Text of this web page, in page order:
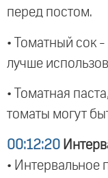
перед постом.
• Томатный сок -
лучше
• Томатная
томаты могут
00:12:20
• Интервальное